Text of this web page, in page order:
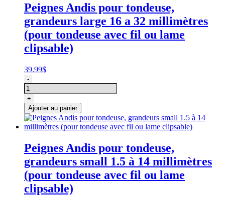
tondeuse
professionnelle,
Andis
Peignes Andis pour tondeuse,
grandeurs large 16 a 32 millimètres
(pour tondeuse avec fil ou lame
clipsable)
39.99$
quantité
de
Peignes
Andis
pour
tondeuse,
grandeurs
16
a
32
millimètres
(pour
tondeuse
-
+
Ajouter au panier
Peignes Andis pour tondeuse,
grandeurs small 1.5 à 14 millimètres
(pour tondeuse avec fil ou lame
clipsable)